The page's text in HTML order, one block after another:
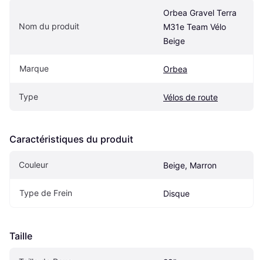
Nom du produit
Orbea Gravel Terra
M31e Team Vélo
Beige
Marque Orbea
Type Vélos de route
Caractéristiques du produit
Couleur Beige, Marron
Type de Frein Disque
Taille